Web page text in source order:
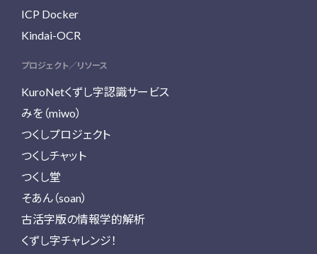
ICP Docker
Kindai-OCR
プロジェクト／リソース
KuroNetくずし字認識サービス
みを（miwo）
つくしプロジェクト
つくしチャット
つくし堂
そあん（soan）
古活字版の情報学的解析
くずし字チャレンジ！